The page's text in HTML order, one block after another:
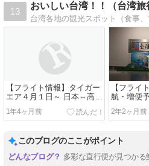
13
おいしい台湾！！（台湾旅
【フライト情報】タイガー
エア４月１日～ 日本⇔高雄
便
1年4ヶ月前
【フライ
航・増便
の東南ア
2年2ヶ月前
このブログのここがポイント
多彩な直行便が見つかる